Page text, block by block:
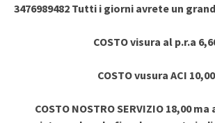
3476989482 Tutti i giorni avrete un
COSTO visura al p.r.a
COSTO vusura ACI 10,00
COSTO NOSTRO SERVIZIO 18,00